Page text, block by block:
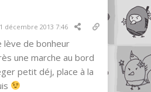
décembre 2013 7:46
lève de bonheur
une marche au bord
petit déj, place à la